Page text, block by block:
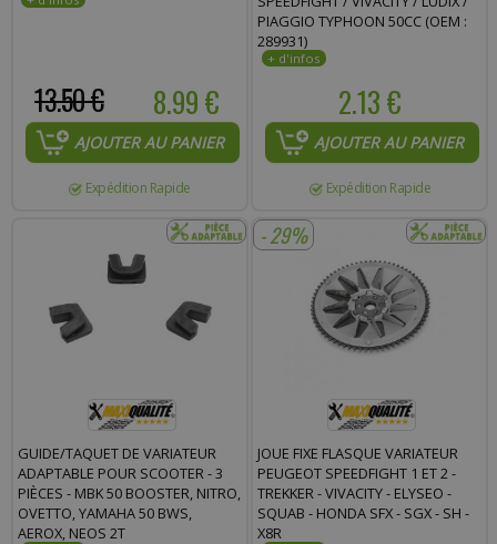
8.99 €
13.50 €
AJOUTER AU PANIER
Expédition Rapide
PIAGGIO TYPHOON 50CC (OEM :
289931)
2.13 €
AJOUTER AU PANIER
Expédition Rapide
GUIDE/TAQUET DE VARIATEUR
ADAPTABLE POUR SCOOTER - 3
PIÈCES - MBK 50 BOOSTER, NITRO,
OVETTO, YAMAHA 50 BWS,
AEROX, NEOS 2T
- 29%
JOUE FIXE FLASQUE VARIATEUR
PEUGEOT SPEEDFIGHT 1 ET 2 -
TREKKER - VIVACITY - ELYSEO -
SQUAB - HONDA SFX - SGX - SH -
X8R